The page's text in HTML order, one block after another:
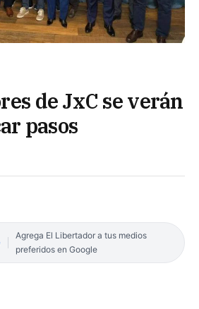
de JxC se verán
pasos
Agrega El Libertador a tus medios
preferidos en Google